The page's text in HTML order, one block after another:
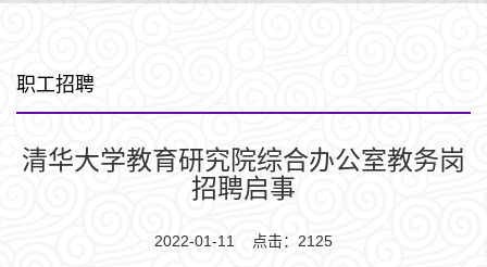
职工招聘
清华大学教育研究院综合办公室教务岗
招聘启事
2022-01-11 点击： 2125